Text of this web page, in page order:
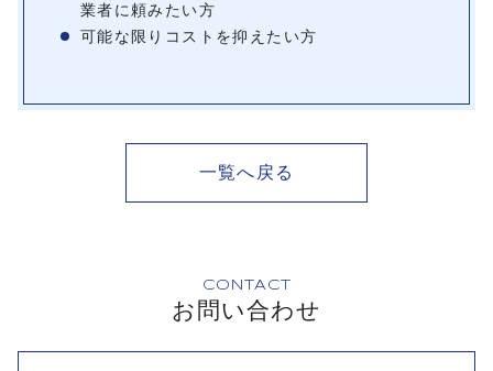
業者に頼みたい方
可能な限りコストを抑えたい方
一覧へ戻る
CONTACT
お問い合わせ